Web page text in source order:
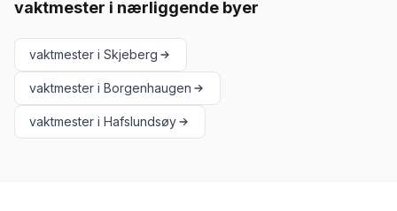
vaktmester i nærliggende byer
vaktmester i Skjeberg
vaktmester i Borgenhaugen
vaktmester i Hafslundsøy